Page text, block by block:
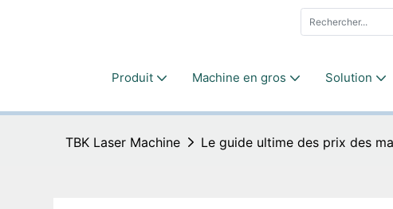
Produit Machine en gros Solution
TBK Laser Machine Le guide ultime des prix des